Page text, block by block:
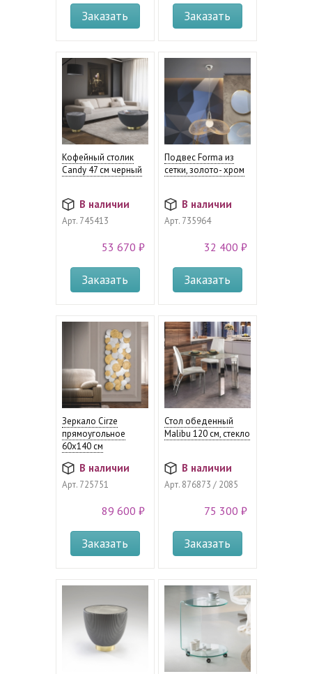
Заказать Заказать
Кофейный столик
Candy 47 см черный
В наличии
Арт.745413
53 670 ₽
Заказать
Подвес Forma из
сетки, золото- хром
В наличии
Арт.735964
32 400 ₽
Заказать
Зеркало Cirze
прямоугольное
60x140 см
В наличии
Арт.725751
89 600 ₽
Заказать
Стол обеденный
Malibu 120 см, стекло
В наличии
Арт.876873 / 2085
75 300 ₽
Заказать